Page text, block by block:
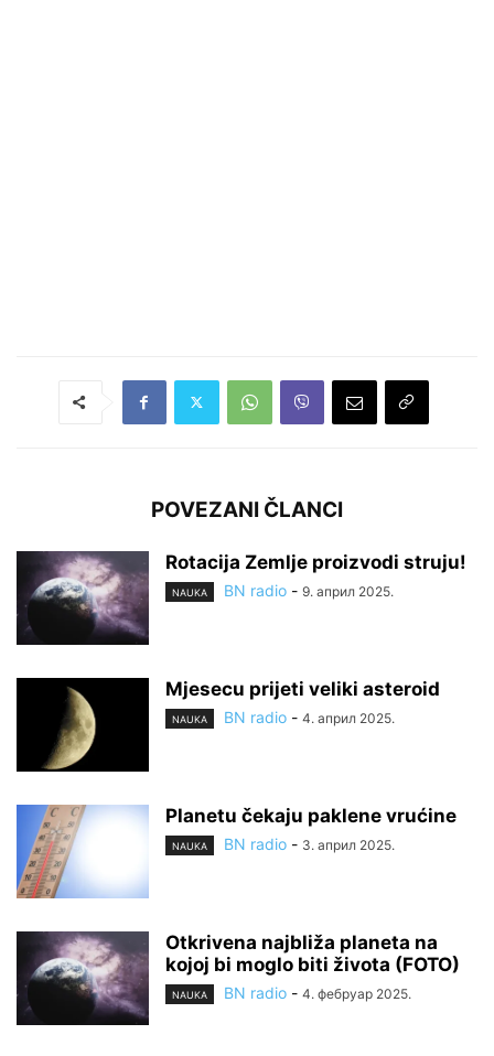
POVEZANI ČLANCI
Rotacija Zemlje proizvodi struju!
NAUKA BN radio - 9. април 2025.
Mjesecu prijeti veliki asteroid
NAUKA BN radio - 4. април 2025.
Planetu čekaju paklene vrućine
NAUKA BN radio - 3. април 2025.
Otkrivena najbliža planeta na
kojoj bi moglo biti života (FOTO)
NAUKA BN radio - 4. фебруар 2025.